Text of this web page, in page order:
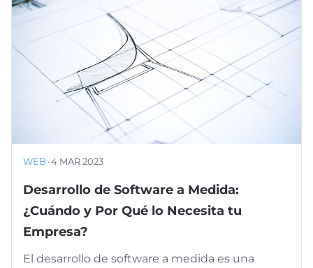
WEB ·4 MAR 2023
Desarrollo de Software a Medida:
¿Cuándo y Por Qué lo Necesita tu
Empresa?
El desarrollo de software a medida es una